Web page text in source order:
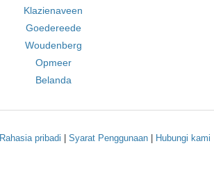
Klazienaveen
Goedereede
Woudenberg
Opmeer
Belanda
Rahasia pribadi Syarat Penggunaan Hubungi kami